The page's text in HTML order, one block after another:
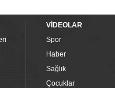
VİDEOLAR
Spor
Haber
Sağlık
Çocuklar